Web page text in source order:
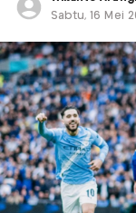
Sabtu, 16 Mei